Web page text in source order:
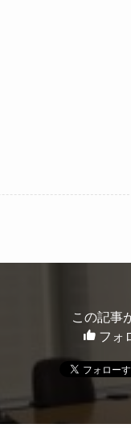
この記事
フォ